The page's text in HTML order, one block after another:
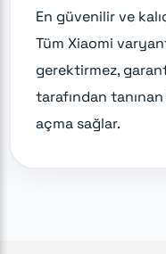
En güvenilir ve
Tüm Xiaomi
gerektirmez,
tarafından
açma sağlar.